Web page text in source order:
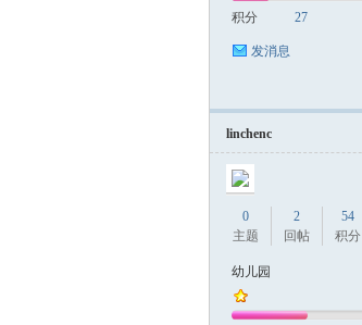
积分 27
发消息
linchenc
0
主题
2
回帖
54
积分
幼儿园